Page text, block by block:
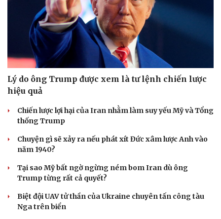
Lý do ông Trump được xem là tư lệnh chiến lược
hiệu quả
Chiến lược lợi hại của Iran nhằm làm suy yếu Mỹ và Tổng
thống Trump
Chuyện gì sẽ xảy ra nếu phát xít Đức xâm lược Anh vào
năm 1940?
Tại sao Mỹ bất ngờ ngừng ném bom Iran dù ông
Trump từng rất cả quyết?
Biệt đội UAV tử thần của Ukraine chuyên tấn công tàu
Nga trên biển